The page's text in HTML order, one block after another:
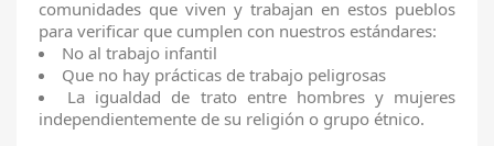
comunidades que viven y trabajan en estos pueblos
para verificar que cumplen con nuestros estándares:
No al trabajo infantil
Que no hay prácticas de trabajo peligrosas
La igualdad de trato entre hombres y mujeres
independientemente de su religión o grupo étnico.